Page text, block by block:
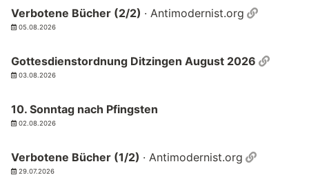
Verbotene Bücher (2/2) · Antimodernist.org
05.08.2026
Gottesdienstordnung Ditzingen August 2026
03.08.2026
10. Sonntag nach Pfingsten
02.08.2026
Verbotene Bücher (1/2) · Antimodernist.org Permalink
29.07.2026